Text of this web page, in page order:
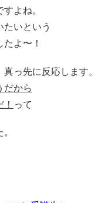
すよね。
たいという
よ〜！
っ先に反応します。
だから
って